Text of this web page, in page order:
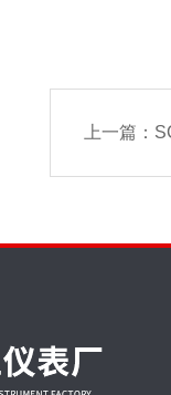
上一篇：